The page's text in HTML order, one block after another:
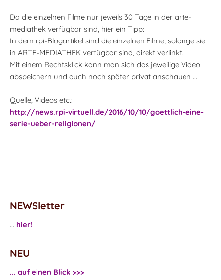
Da die einzelnen Filme nur jeweils 30 Tage in der arte-
mediathek verfügbar sind, hier ein Tipp:
In dem rpi-Blogartikel sind die einzelnen Filme, solange sie
in ARTE-MEDIATHEK verfügbar sind, direkt verlinkt.
Mit einem Rechtsklick kann man sich das jeweilige Video
abspeichern und auch noch später privat anschauen ...
Quelle, Videos etc.:
http://news.rpi-virtuell.de/2016/10/10/goettlich-eine-
serie-ueber-religionen/
NEWSletter
... hier!
NEU
... auf einen Blick >>>